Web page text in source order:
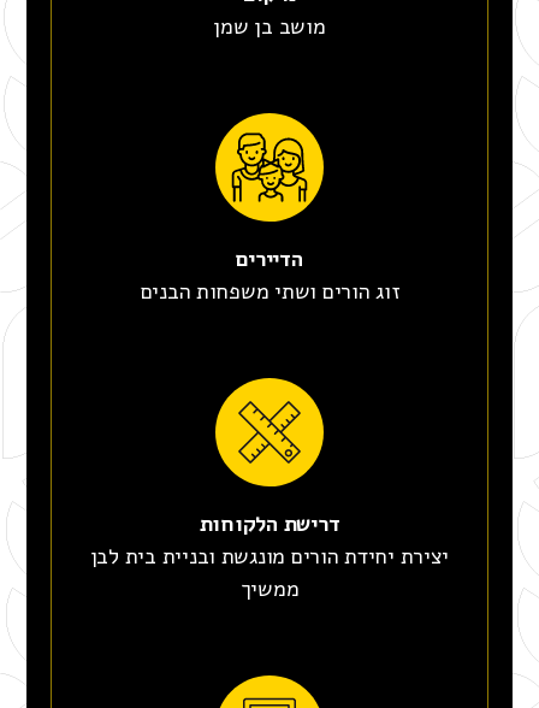
מושב בן שמן
הדיירים
זוג הורים ושתי משפחות הבנים
דרישת הלקוחות
יצירת יחידת הורים מונגשת ובניית בית לבן
ממשיך